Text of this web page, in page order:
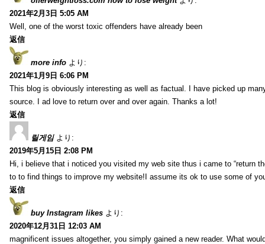
2021年2月3日 5:05 AM
Well, one of the worst toxic offenders have already been
返信
more info より:
2021年1月9日 6:06 PM
This blog is obviously interesting as well as factual. I have picked up
source. I ad love to return over and over again. Thanks a lot!
返信
릴게임 より:
2019年5月15日 2:08 PM
Hi, i believe that i noticed you visited my web site thus i came to “return
to to find things to improve my website!I assume its ok to use some of
返信
buy Instagram likes より:
2020年12月31日 12:03 AM
magnificent issues altogether, you simply gained a new reader. What